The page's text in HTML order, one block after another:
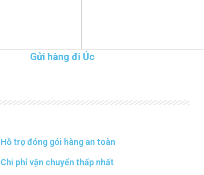
Gửi hàng đi Úc
Hỗ trợ đóng gói hàng an toàn
Chi phí vận chuyển thấp nhất